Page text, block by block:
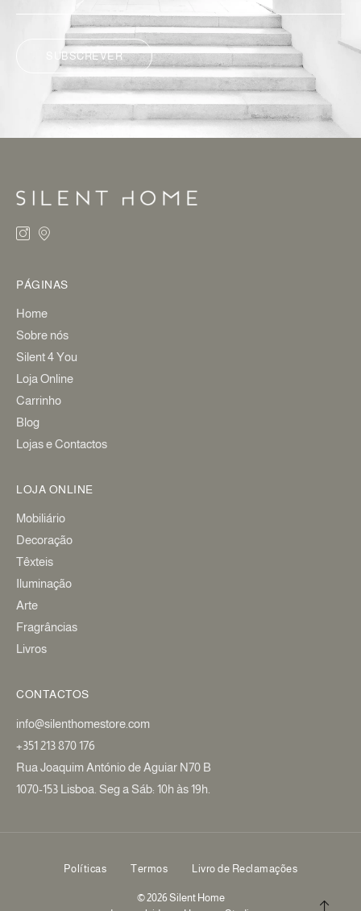
SUBSCREVER
PÁGINAS
Home
Sobre nós
Silent 4 You
Loja Online
Carrinho
Blog
Lojas e Contactos
LOJA ONLINE
Mobiliário
Decoração
Têxteis
Iluminação
Arte
Fragrâncias
Livros
CONTACTOS
info@silenthomestore.com
+351 213 870 176
Rua Joaquim António de Aguiar N70 B
1070-153 Lisboa. Seg a Sáb: 10h às 19h.
© 2026 Silent Home
Políticas Termos Livro de Reclamações